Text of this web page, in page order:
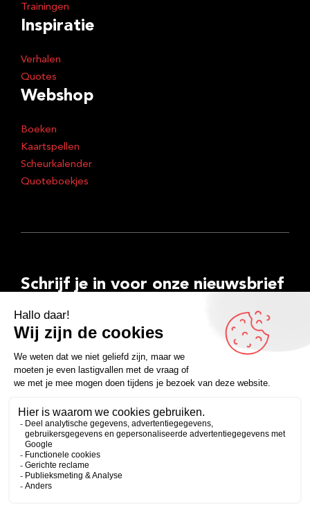
Trainingen
Inspiratie
Verhalen
Quotes
Webshop
Boeken
Kaartspellen
Scheurkalender
Quoteboekjes
Schrijf je in voor onze nieuwsbrief
E-
mailadres
Inschrijven
FacebookInstagramLinkedInYouTubeSpotify
Copyright 2026